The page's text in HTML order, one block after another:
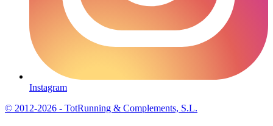
Instagram
© 2012-2026 - TotRunning & Complements, S.L.